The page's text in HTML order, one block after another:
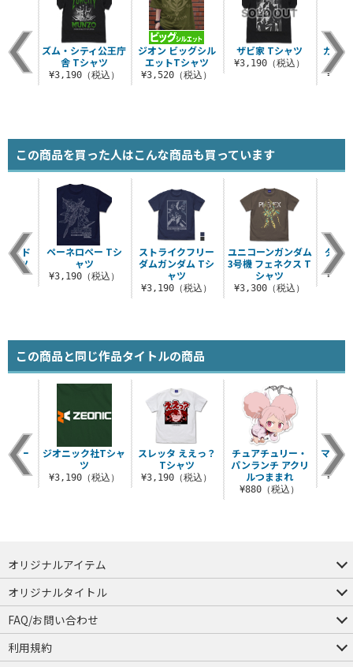
ジオン ビッグシル
エットTシャツ
¥3,520（税込）
ザビ家 Tシャツ
¥3,190（税込）
ガン
ーベ
ズム・シティ公王庁
舎 Tシャツ
¥3,190（税込）
この商品を買った人はこんな商品も買っています
ストライクフリー
ダムガンダム Tシ
ャツ
¥3,190（税込）
ユニコーンガンダム
3号機 フェネクス T
シャツ
¥3,300（税込）
ダブ
ー
ンド
ャツ
込）
ペーネロペー Tシ
ャツ
¥3,190（税込）
この商品と同じ作品タイトルの商品
スレッタ ええっ？
Tシャツ
¥3,190（税込）
チュアチュリー・
パンランチ アクリ
ルつままれ
¥880（税込）
マフテ
ン
ダー
込）
ジオニック社Tシャ
ツ
¥3,190（税込）
オリジナルアイテム
つままれ
つかまれ
ピョコッテ
オリジナルタイトル
アイテムヤ
ミスカトニック大學購買部
FAQ/お問い合わせ
FAQ
お問い合わせ
利用規約